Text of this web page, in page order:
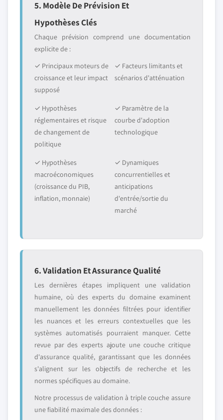
5. Modèle De Prévision Et
Hypothèses Clés
Chaque prévision comprend une documentation
explicite de :
✓ Principaux moteurs de
croissance et leur impact
supposé
✓ Facteurs limitants et
scénarios d'atténuation
✓ Hypothèses
réglementaires et risque
de changement de
politique
✓ Paramètre de la
courbe d'adoption
technologique
✓ Hypothèses
macroéconomiques
(croissance du PIB,
inflation, monnaie)
✓ Dynamiques
concurrentielles et
anticipations
d'entrée/sortie du
marché
6. Validation Et Assurance Qualité
Les dernières étapes impliquent une validation
humaine, où des experts du domaine examinent
manuellement les données filtrées pour identifier
les nuances et les erreurs contextuelles que les
systèmes automatisés pourraient manquer. Cette
revue par des experts ajoute une couche critique
d'assurance qualité, garantissant que les données
s'alignent sur les objectifs de recherche et les
normes spécifiques au domaine.
Notre processus de validation à triple couche assure
une fiabilité maximale des données :